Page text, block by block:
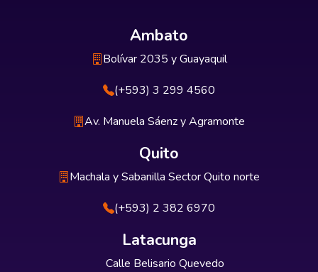
Ambato
Bolívar 2035 y Guayaquil
(+593) 3 299 4560
Av. Manuela Sáenz y Agramonte
Quito
Machala y Sabanilla Sector Quito norte
(+593) 2 382 6970
Latacunga
Calle Belisario Quevedo